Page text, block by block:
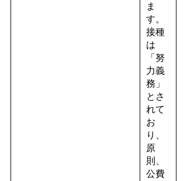
ま
す。
接種
は
「努
力義
務」
とさ
れて
お
り、
原
則、
公費